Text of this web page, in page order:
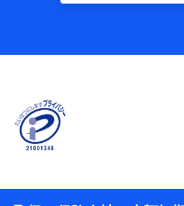
【共同して利用する者
株式会社NTTドコモ
当社又は株式会社NTTド
おけるユーザ登録受付およ
当社又は株式会社NTTド
れらに付帯、関連する当